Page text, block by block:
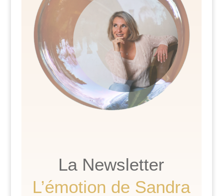
La Newsletter
L’émotion de Sandra